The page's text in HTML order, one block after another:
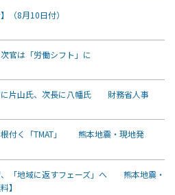
（8月10日付）
官は「労働シフト」に
に片山氏、次長に八幡氏 財務省人事
根付く「TMAT」 熊本地震・現地発
、「地域に返すフェーズ」へ 熊本地震・
】